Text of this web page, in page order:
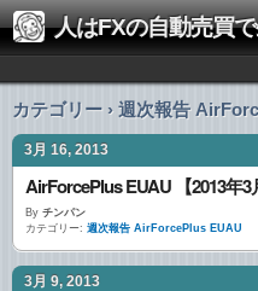
人はFXの自動売買
カテゴリー › 週次報告
3月 16, 2013
AirForcePlus EUAU 【2013年3
By チンパン
カテゴリー: 週次報告 AirForcePlus EUAU
3月 9, 2013